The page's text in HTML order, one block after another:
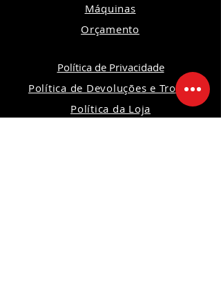
Máquinas
Orçamento
Política de Privacidade
Política de Devoluções e Trocas
Política da Loja